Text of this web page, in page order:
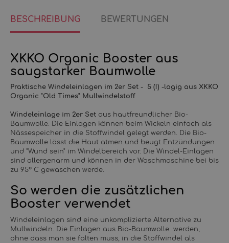
BESCHREIBUNG BEWERTUNGEN
XKKO Organic Booster aus
saugstarker Baumwolle
Praktische Windeleinlagen im 2er Set - 5 (!) -lagig aus XKKO
Organic "Old Times" Mullwindelstoff
Windeleinlage im 2er Set aus hautfreundlicher Bio-
Baumwolle. Die Einlagen können beim Wickeln einfach als
Nässespeicher in die Stoffwindel gelegt werden. Die Bio-
Baumwolle lässt die Haut atmen und beugt Entzündungen
und "Wund sein" im Windelbereich vor. Die Windel-Einlagen
sind allergenarm und können in der Waschmaschine bei bis
zu 95° C gewaschen werde.
So werden die zusätzlichen
Booster verwendet
Windeleinlagen sind eine unkomplizierte Alternative zu
Mullwindeln. Die Einlagen aus Bio-Baumwolle werden,
ohne dass man sie falten muss, in die Stoffwindel als